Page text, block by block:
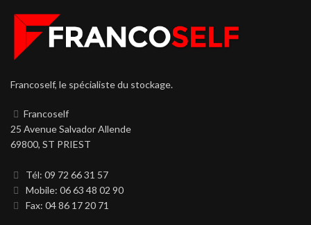
Francoself, le spécialiste du stockage.
Francoself
25 Avenue Salvador Allende
69800, ST PRIEST
Tél: 09 72 66 31 57
Mobile: 06 63 48 02 90
Fax: 04 86 17 20 71